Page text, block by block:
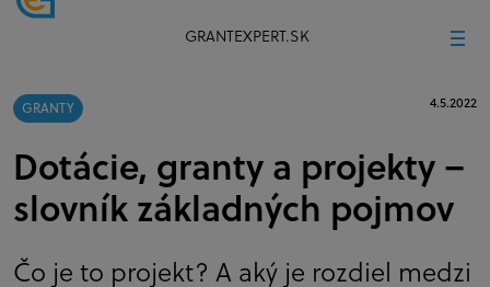
GRANTEXPERT.SK
GRANTY 4.5.2022
Dotácie, granty a projekty –
slovník základných pojmov
Čo je to projekt? A aký je rozdiel medzi